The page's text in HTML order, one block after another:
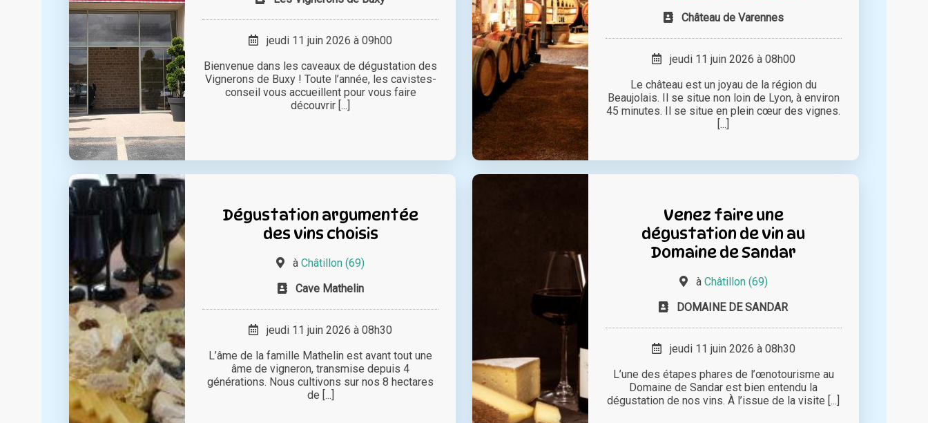
jeudi 11 juin 2026 à 09h00
Bienvenue dans les caveaux de dégustation des
Vignerons de Buxy ! Toute l’année, les cavistes-
conseil vous accueillent pour vous faire
découvrir [...]
Château de Varennes
jeudi 11 juin 2026 à 08h00
Le château est un joyau de la région du
Beaujolais. Il se situe non loin de Lyon, à environ
45 minutes. Il se situe en plein cœur des vignes.
[...]
Dégustation argumentée
des vins choisis
àChâtillon (69)
Cave Mathelin
jeudi 11 juin 2026 à 08h30
L’âme de la famille Mathelin est avant tout une
âme de vigneron, transmise depuis 4
générations. Nous cultivons sur nos 8 hectares
de [...]
Venez faire une
dégustation de vin au
Domaine de Sandar
à Châtillon (69)
DOMAINE DE SANDAR
jeudi 11 juin 2026 à 08h30
L’une des étapes phares de l’œnotourisme au
Domaine de Sandar est bien entendu la
dégustation de nos vins. À l’issue de la visite [...]